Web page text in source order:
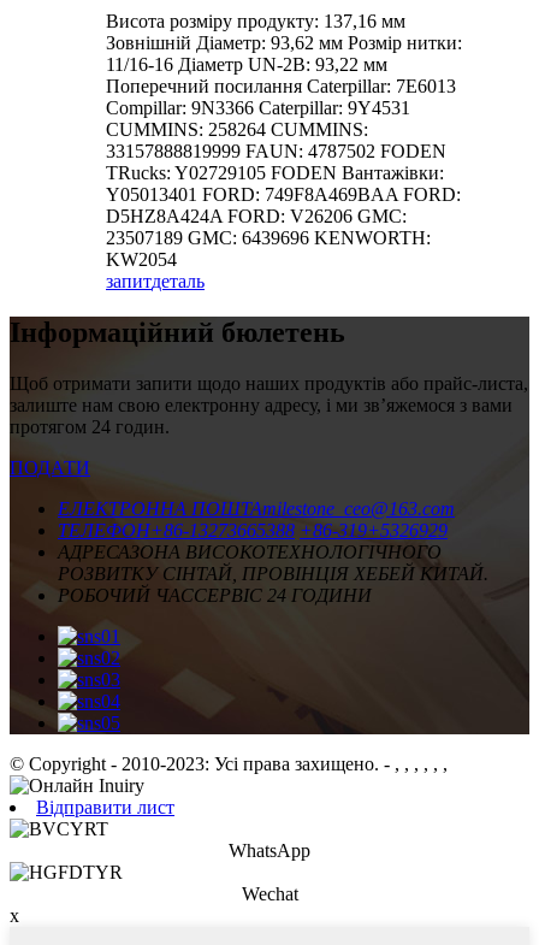
Висота розміру продукту: 137,16 мм
Зовнішній Діаметр: 93,62 мм Розмір нитки:
11/16-16 Діаметр UN-2B: 93,22 мм
Поперечний посилання Caterpillar: 7E6013
Compillar: 9N3366 Caterpillar: 9Y4531
CUMMINS: 258264 CUMMINS:
33157888819999 FAUN: 4787502 FODEN
TRucks: Y02729105 FODEN Вантажівки:
Y05013401 FORD: 749F8A469BAA FORD:
D5HZ8A424A FORD: V26206 GMC:
23507189 GMC: 6439696 KENWORTH:
KW2054
запитдеталь
Інформаційний бюлетень
Щоб отримати запити щодо наших продуктів або прайс-листа,
залиште нам свою електронну адресу, і ми зв’яжемося з вами
протягом 24 годин.
ПОДАТИ
ЕЛЕКТРОННА ПОШТАmilestone_ceo@163.com
ТЕЛЕФОН+86-13273665388 +86-319+5326929
АДРЕСАЗОНА ВИСОКОТЕХНОЛОГІЧНОГО
РОЗВИТКУ СІНТАЙ, ПРОВІНЦІЯ ХЕБЕЙ КИТАЙ.
РОБОЧИЙ ЧАССЕРВІС 24 ГОДИНИ
© Copyright - 2010-2023: Усі права захищено. - , , , , , ,
Відправити лист
WhatsApp
Wechat
x